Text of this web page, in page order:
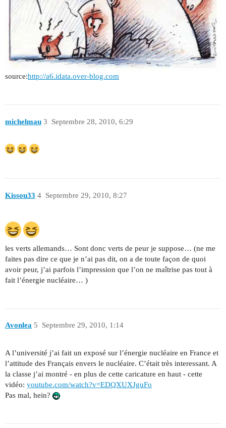
source:http://a6.idata.over-blog.com
michelmau Septembre 28, 2010, 6:29
3
Kissou33 Septembre 29, 2010, 8:27
4
les verts allemands… Sont donc verts de peur je suppose… (ne me
faites pas dire ce que je n’ai pas dit, on a de toute façon de quoi
avoir peur, j’ai parfois l’impression que l’on ne maîtrise pas tout à
fait l’énergie nucléaire… )
Avonlea Septembre 29, 2010, 1:14
5
A l’université j’ai fait un exposé sur l’énergie nucléaire en France et
l’attitude des Français envers le nucléaire. C’était très interessant. A
la classe j’ai montré - en plus de cette caricature en haut - cette
vidéo: youtube.com/watch?v=EDQXUXJguFo
Pas mal, hein?